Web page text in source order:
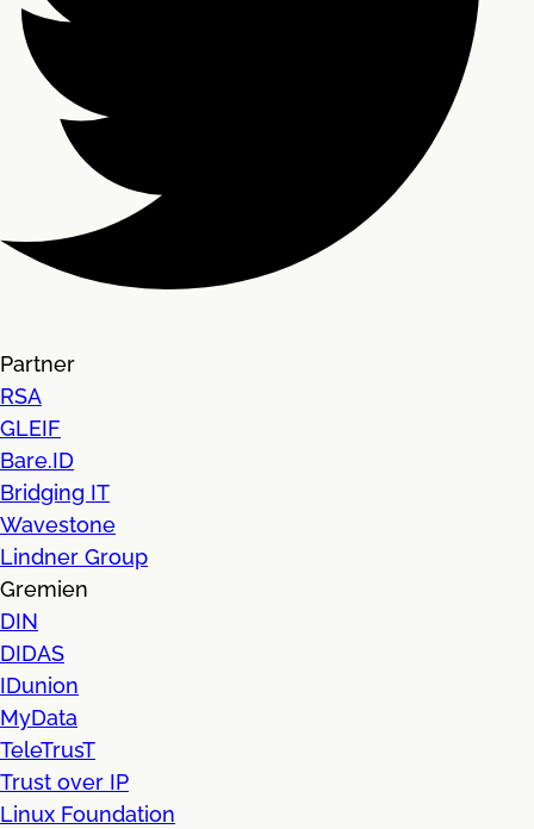
Partner
RSA
GLEIF
Bare.ID
Bridging IT
Wavestone
Lindner Group
Gremien
DIN
DIDAS
IDunion
MyData
TeleTrusT
Trust over IP
Linux Foundation